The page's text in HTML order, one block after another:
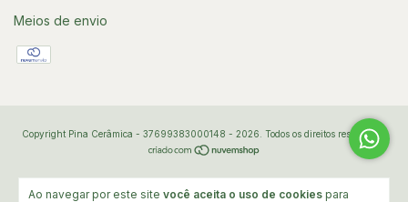
Ao navegar por este site você aceita o uso de cookies para
Meios de envio
Copyright Pina Cerâmica - 37699383000148 - 2026. Todos os direitos reservados.